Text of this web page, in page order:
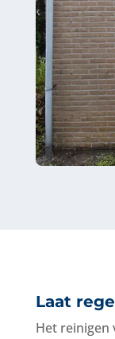
Laat
Het reinigen